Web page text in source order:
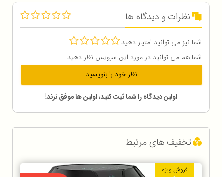
نظرات و دیدگاه ها
شما نیز می توانید امتیاز دهید
شما هم می توانید در مورد این سرویس نظر دهید
نظر خود را بنویسید
اولین دیدگاه را شما ثبت کنید، اولین ها موفق ترند!
تخفیف های مرتبط
فروش ویژه